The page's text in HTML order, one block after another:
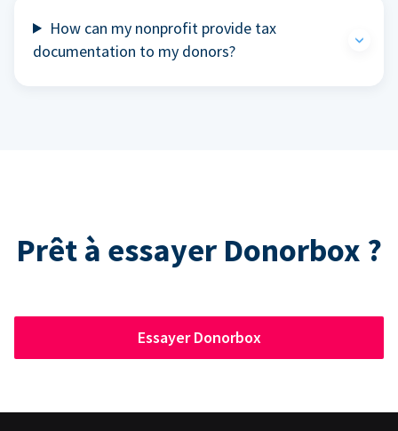
How can my nonprofit provide tax
documentation to my donors?
Prêt à essayer Donorbox ?
Essayer Donorbox